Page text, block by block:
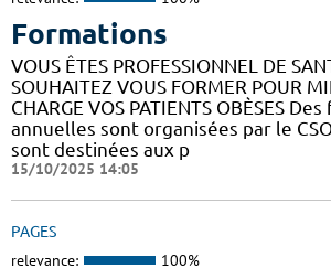
Formations
VOUS ÊTES PROFESSIONNEL DE
SOUHAITEZ VOUS FORMER POUR
CHARGE VOS PATIENTS OBÈSES
annuelles sont organisées par le
sont destinées aux p
15/10/2025 14:05
PAGES
relevance: 100%